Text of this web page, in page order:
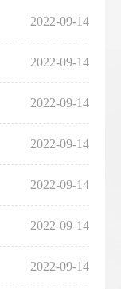
2022-09-14
2022-09-14
2022-09-14
2022-09-14
2022-09-14
2022-09-14
2022-09-14